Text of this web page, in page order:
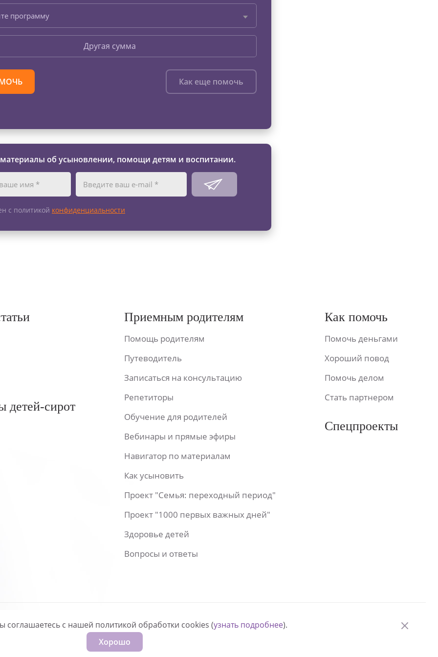
программу
Другая сумма
Как еще помочь
об усыновлении, помощи детям и воспитании.
с политикой конфиденциальности
детей-сирот
Приемным родителям
Помощь родителям
Путеводитель
Записаться на консультацию
Репетиторы
Обучение для родителей
Вебинары и прямые эфиры
Навигатор по материалам
Как усыновить
Проект "Семья: переходный период"
Проект "1000 первых важных дней"
Здоровье детей
Вопросы и ответы
Как помочь
Помочь деньгами
Хороший повод
Помочь делом
Стать партнером
Спецпроекты
соглашаетесь с нашей политикой обработки cookies (узнать подробнее).
Хорошо